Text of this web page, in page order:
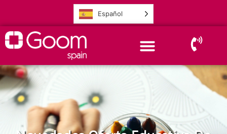
Español